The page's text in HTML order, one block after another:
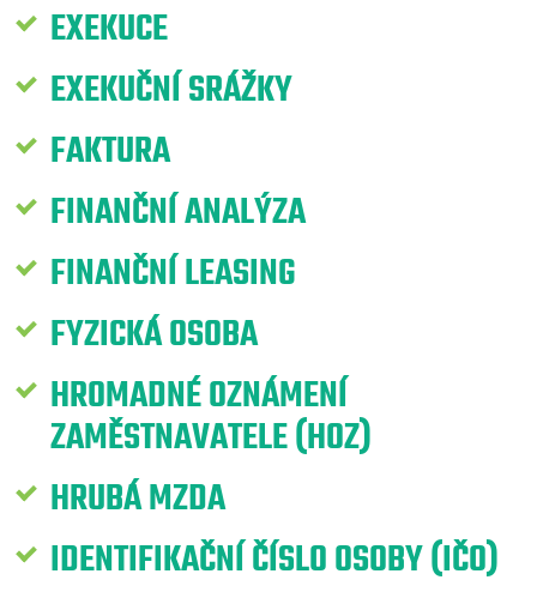
EXEKUCE
EXEKUČNÍ SRÁŽKY
FAKTURA
FINANČNÍ ANALÝZA
FINANČNÍ LEASING
FYZICKÁ OSOBA
HROMADNÉ OZNÁMENÍ
ZAMĚSTNAVATELE (HOZ)
HRUBÁ MZDA
IDENTIFIKAČNÍ ČÍSLO OSOBY (IČO)